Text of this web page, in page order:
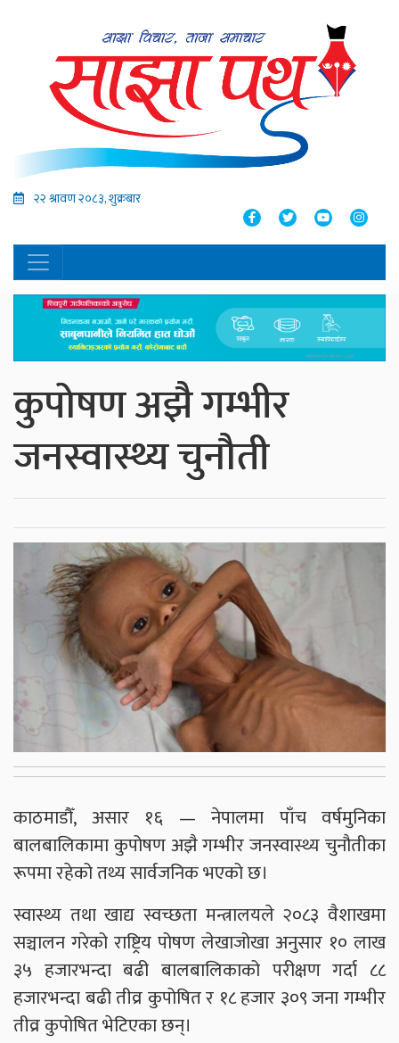
२२ श्रावण २०८३, शुक्रबार
कुपोषण अझै गम्भीर
जनस्वास्थ्य चुनौती
काठमाडौँ, असार १६ — नेपालमा पाँच वर्षमुनिका
बालबालिकामा कुपोषण अझै गम्भीर जनस्वास्थ्य चुनौतीका
रूपमा रहेको तथ्य सार्वजनिक भएको छ।
स्वास्थ्य तथा खाद्य स्वच्छता मन्त्रालयले २०८३ वैशाखमा
सञ्चालन गरेको राष्ट्रिय पोषण लेखाजोखा अनुसार १० लाख
३५ हजारभन्दा बढी बालबालिकाको परीक्षण गर्दा ८८
हजारभन्दा बढी तीव्र कुपोषित र १८ हजार ३०९ जना गम्भीर
तीव्र कुपोषित भेटिएका छन्।